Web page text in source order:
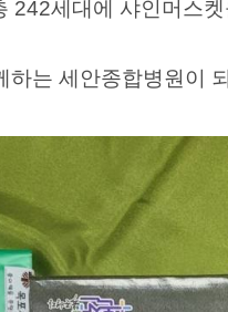
242세대에 샤인머스
하는 세안종합병원이